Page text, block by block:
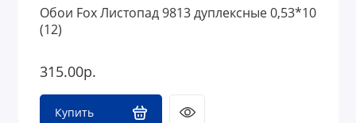
Обои Fox Листопад 9813 дуплексные 0,53*10
(12)
315.00р.
Купить